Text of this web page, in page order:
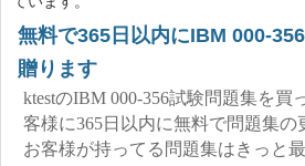
無料で365日以内にIBM 000-
贈ります
ktestのIBM 000-356試験問題集を買
客様に365日以内に無料で問題集の
お客様が持ってる問題集はきっと